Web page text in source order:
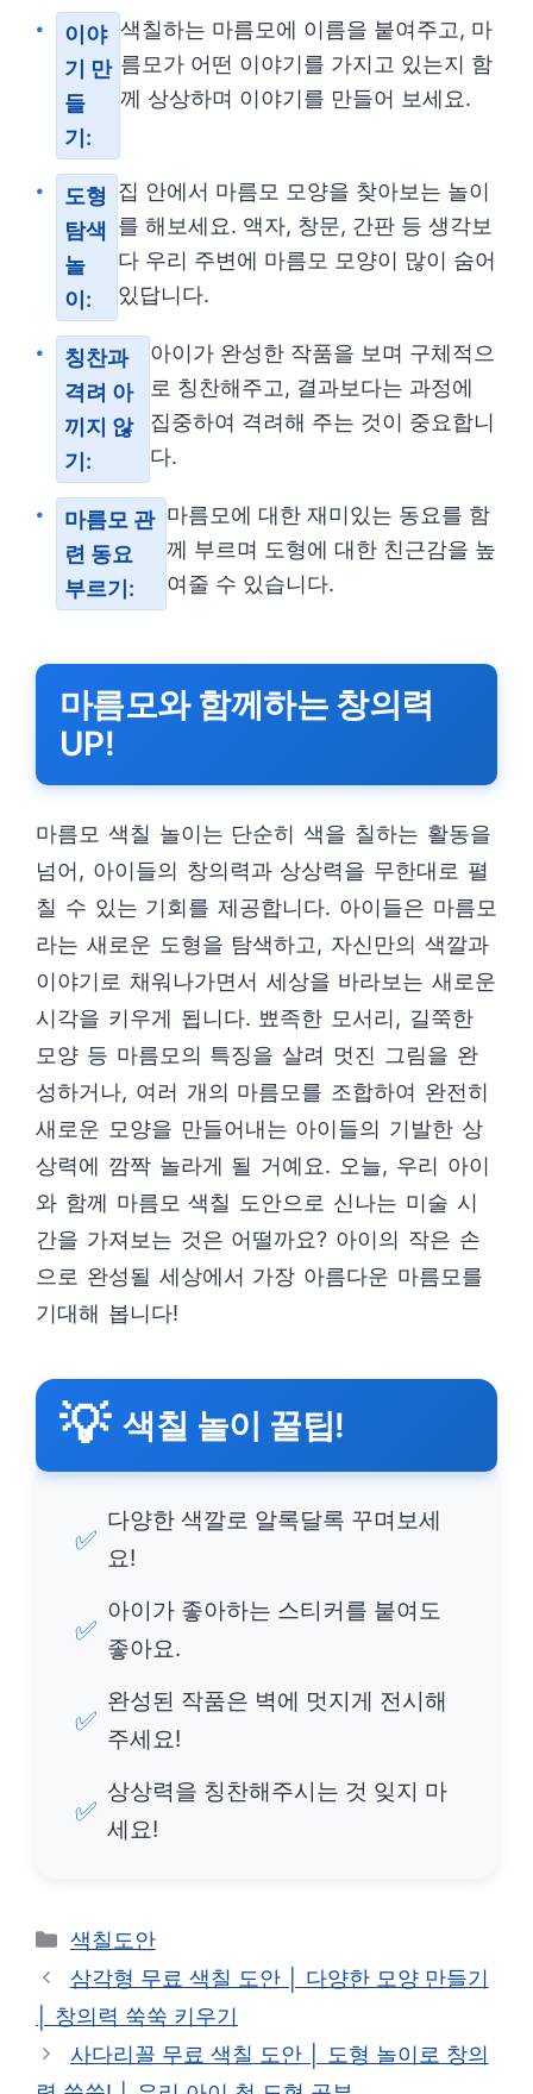
이야
기 만
들
기:
색칠하는 마름모에 이름을 붙여주고, 마
름모가 어떤 이야기를 가지고 있는지 함
께 상상하며 이야기를 만들어 보세요.
도형
탐색
놀
이:
집 안에서 마름모 모양을 찾아보는 놀이
를 해보세요. 액자, 창문, 간판 등 생각보
다 우리 주변에 마름모 모양이 많이 숨어
있답니다.
칭찬과
격려 아
끼지 않
기:
아이가 완성한 작품을 보며 구체적으
로 칭찬해주고, 결과보다는 과정에
집중하여 격려해 주는 것이 중요합니
다.
마름모 관
련 동요
부르기:
마름모에 대한 재미있는 동요를 함
께 부르며 도형에 대한 친근감을 높
여줄 수 있습니다.
마름모와 함께하는 창의력
UP!
마름모 색칠 놀이는 단순히 색을 칠하는 활동을
넘어, 아이들의 창의력과 상상력을 무한대로 펼
칠 수 있는 기회를 제공합니다. 아이들은 마름모
라는 새로운 도형을 탐색하고, 자신만의 색깔과
이야기로 채워나가면서 세상을 바라보는 새로운
시각을 키우게 됩니다. 뾰족한 모서리, 길쭉한
모양 등 마름모의 특징을 살려 멋진 그림을 완
성하거나, 여러 개의 마름모를 조합하여 완전히
새로운 모양을 만들어내는 아이들의 기발한 상
상력에 깜짝 놀라게 될 거예요. 오늘, 우리 아이
와 함께 마름모 색칠 도안으로 신나는 미술 시
간을 가져보는 것은 어떨까요? 아이의 작은 손
으로 완성될 세상에서 가장 아름다운 마름모를
기대해 봅니다!
💡 색칠 놀이 꿀팁!
✅
다양한 색깔로 알록달록 꾸며보세
요!
✅
아이가 좋아하는 스티커를 붙여도
좋아요.
✅
완성된 작품은 벽에 멋지게 전시해
주세요!
✅
상상력을 칭찬해주시는 것 잊지 마
세요!
카
테
리
색칠도안
삼각형 무료 색칠 도안 │ 다양한 모양 만들기
│ 창의력 쑥쑥 키우기
사다리꼴 무료 색칠 도안 │ 도형 놀이로 창의